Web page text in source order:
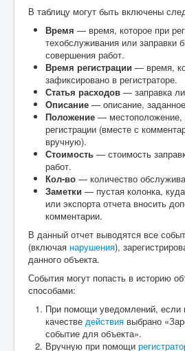
В таблицу могут быть включены
Время — время, которое при
техобслуживания или заправки
совершения работ.
Время регистрации — время,
зафиксировано в регистраторе.
Статья расходов — заправка
Описание — описание,
Положение — местоположение,
регистрации (вместе с
вручную).
Стоимость — стоимость
работ.
Кол-во — количество
Заметки — пустая колонка,
или экспорта отчета вносить
комментарии.
В данный отчет выводятся все
(включая нарушения),
данного объекта.
События могут попасть в историю
способами:
При помощи уведомлений, если
качестве действия выбрано
событие для объекта».
Вручную при помощи